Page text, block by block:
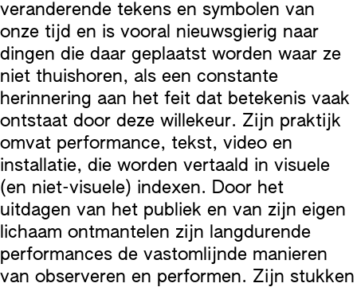
veranderende tekens en symbolen van
onze tijd en is vooral nieuwsgierig naar
dingen die daar geplaatst worden waar ze
niet thuishoren, als een constante
herinnering aan het feit dat betekenis vaak
ontstaat door deze willekeur. Zijn praktijk
omvat performance, tekst, video en
installatie, die worden vertaald in visuele
(en niet-visuele) indexen. Door het
uitdagen van het publiek en van zijn eigen
lichaam ontmantelen zijn langdurende
performances de vastomlijnde manieren
van observeren en performen. Zijn stukken